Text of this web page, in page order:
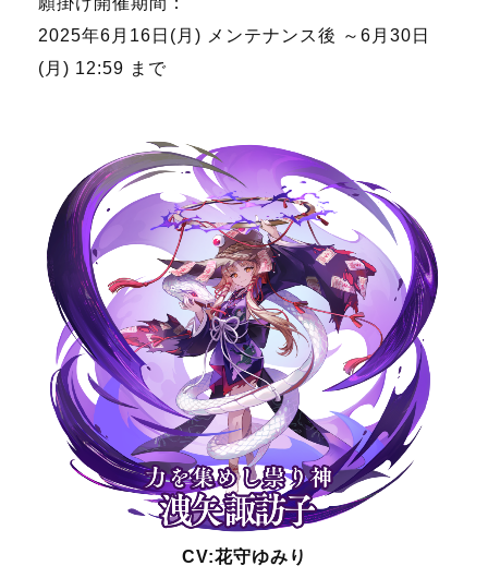
2025年6月16日(月) メンテナンス後 ～6月30日
(月) 12:59 まで
CV:花守ゆみり